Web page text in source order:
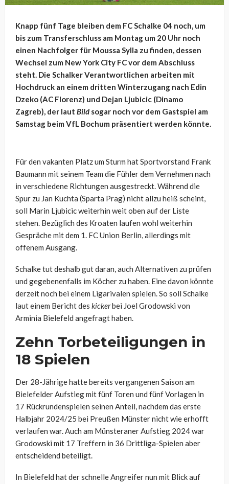
Knapp fünf Tage bleiben dem FC Schalke 04 noch, um
bis zum Transferschluss am Montag um 20 Uhr noch
einen Nachfolger für Moussa Sylla zu finden, dessen
Wechsel zum New York City FC vor dem Abschluss
steht. Die Schalker Verantwortlichen arbeiten mit
Hochdruck an einem dritten Winterzugang nach Edin
Dzeko (AC Florenz) und Dejan Ljubicic (Dinamo
Zagreb), der laut Bild sogar noch vor dem Gastspiel am
Samstag beim VfL Bochum präsentiert werden könnte.
Für den vakanten Platz um Sturm hat Sportvorstand Frank
Baumann mit seinem Team die Fühler dem Vernehmen nach
in verschiedene Richtungen ausgestreckt. Während die
Spur zu Jan Kuchta (Sparta Prag) nicht allzu heiß scheint,
soll Marin Ljubicic weiterhin weit oben auf der Liste
stehen. Bezüglich des Kroaten laufen wohl weiterhin
Gespräche mit dem 1. FC Union Berlin, allerdings mit
offenem Ausgang.
Schalke tut deshalb gut daran, auch Alternativen zu prüfen
und gegebenenfalls im Köcher zu haben. Eine davon könnte
derzeit noch bei einem Ligarivalen spielen. So soll Schalke
laut einem Bericht des kickerbei Joel Grodowski von
Arminia Bielefeld angefragt haben.
Zehn Torbeteiligungen in
18 Spielen
Der 28-Jährige hatte bereits vergangenen Saison am
Bielefelder Aufstieg mit fünf Toren und fünf Vorlagen in
17 Rückrundenspielen seinen Anteil, nachdem das erste
Halbjahr 2024/25 bei Preußen Münster nicht wie erhofft
verlaufen war. Auch am Münsteraner Aufstieg 2024 war
Grodowski mit 17 Treffern in 36 Drittliga-Spielen aber
entscheidend beteiligt.
In Bielefeld hat der schnelle Angreifer nun mit Blick auf